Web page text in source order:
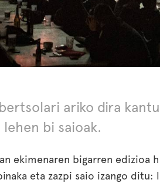
ariko dira
lehen bi saioak.
ekimenaren bigarren edizioa
eta zazpi saio izango